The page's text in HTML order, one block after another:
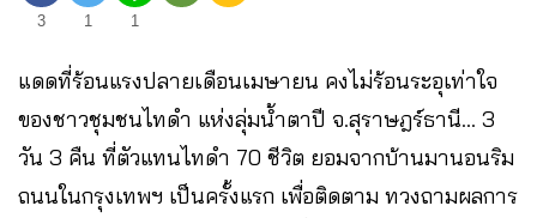
3 1 1
แดดที่ร้อนแรงปลายเดือนเมษายน คงไม่ร้อนระอุเท่าใจ
ของชาวชุมชนไทดำ แห่งลุ่มน้ำตาปี จ.สุราษฎร์ธานี… 3
วัน 3 คืน ที่ตัวแทนไทดำ 70 ชีวิต ยอมจากบ้านมานอนริม
ถนนในกรุงเทพฯ เป็นครั้งแรก เพื่อติดตาม ทวงถามผลการ